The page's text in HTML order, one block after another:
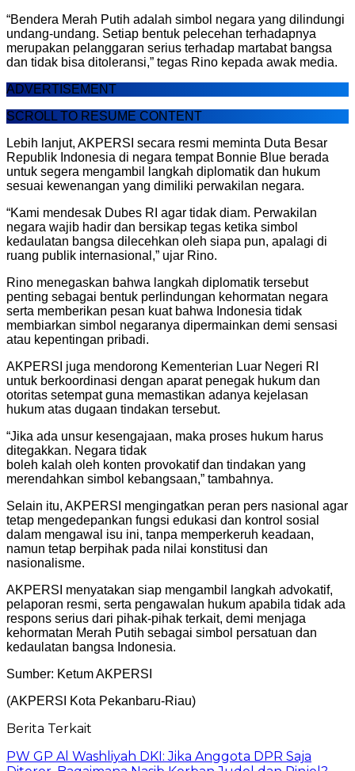
“Bendera Merah Putih adalah simbol negara yang dilindungi
undang-undang. Setiap bentuk pelecehan terhadapnya
merupakan pelanggaran serius terhadap martabat bangsa
dan tidak bisa ditoleransi,” tegas Rino kepada awak media.
ADVERTISEMENT
SCROLL TO RESUME CONTENT
Lebih lanjut, AKPERSI secara resmi meminta Duta Besar
Republik Indonesia di negara tempat Bonnie Blue berada
untuk segera mengambil langkah diplomatik dan hukum
sesuai kewenangan yang dimiliki perwakilan negara.
“Kami mendesak Dubes RI agar tidak diam. Perwakilan
negara wajib hadir dan bersikap tegas ketika simbol
kedaulatan bangsa dilecehkan oleh siapa pun, apalagi di
ruang publik internasional,” ujar Rino.
Rino menegaskan bahwa langkah diplomatik tersebut
penting sebagai bentuk perlindungan kehormatan negara
serta memberikan pesan kuat bahwa Indonesia tidak
membiarkan simbol negaranya dipermainkan demi sensasi
atau kepentingan pribadi.
AKPERSI juga mendorong Kementerian Luar Negeri RI
untuk berkoordinasi dengan aparat penegak hukum dan
otoritas setempat guna memastikan adanya kejelasan
hukum atas dugaan tindakan tersebut.
“Jika ada unsur kesengajaan, maka proses hukum harus
ditegakkan. Negara tidak
boleh kalah oleh konten provokatif dan tindakan yang
merendahkan simbol kebangsaan,” tambahnya.
Selain itu, AKPERSI mengingatkan peran pers nasional agar
tetap mengedepankan fungsi edukasi dan kontrol sosial
dalam mengawal isu ini, tanpa memperkeruh keadaan,
namun tetap berpihak pada nilai konstitusi dan
nasionalisme.
AKPERSI menyatakan siap mengambil langkah advokatif,
pelaporan resmi, serta pengawalan hukum apabila tidak ada
respons serius dari pihak-pihak terkait, demi menjaga
kehormatan Merah Putih sebagai simbol persatuan dan
kedaulatan bangsa Indonesia.
Sumber: Ketum AKPERSI
(AKPERSI Kota Pekanbaru-Riau)
Berita Terkait
PW GP Al Washliyah DKI: Jika Anggota DPR Saja